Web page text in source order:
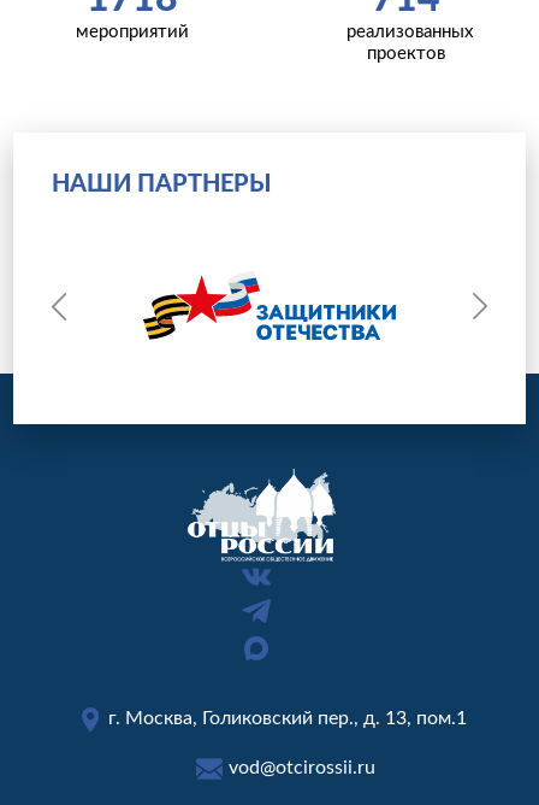
мероприятий
реализованных
проектов
НАШИ ПАРТНЕРЫ
г. Москва, Голиковский пер., д. 13, пом.1
vod@otcirossii.ru